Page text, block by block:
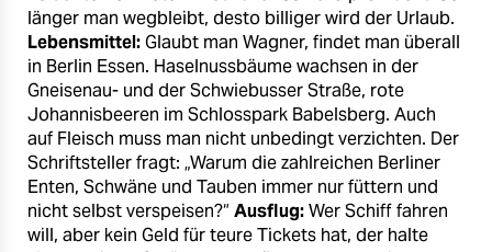
abo
genossenschaft
epaper login
länger man wegbleibt, desto billiger wird der Urlaub.
Lebensmittel:Glaubt man Wagner, findet man überall
in Berlin Essen. Haselnussbäume wachsen in der
Gneisenau- und der Schwiebusser Straße, rote
Johannisbeeren im Schlosspark Babelsberg. Auch
auf Fleisch muss man nicht unbedingt verzichten. Der
Schriftsteller fragt: „Warum die zahlreichen Berliner
Enten, Schwäne und Tauben immer nur füttern und
nicht selbst verspeisen?“ Ausflug:Wer Schiff fahren
will, aber kein Geld für teure Tickets hat, der halte